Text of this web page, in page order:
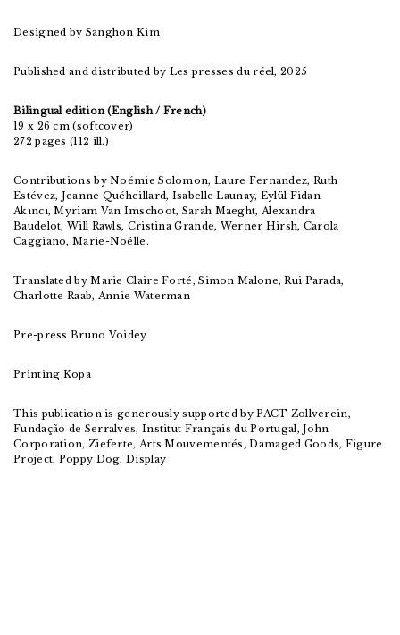
Designed by Sanghon Kim
Published and distributed by Les presses du réel, 2025
Bilingual edition (English / French)
19 x 26 cm (softcover)
272 pages (112 ill.)
Contributions by Noémie Solomon, Laure Fernandez, Ruth
Estévez, Jeanne Quéheillard, Isabelle Launay, Eylül Fidan
Akıncı, Myriam Van Imschoot, Sarah Maeght, Alexandra
Baudelot, Will Rawls, Cristina Grande, Werner Hirsh, Carola
Caggiano, Marie-Noëlle.
Translated by Marie Claire Forté, Simon Malone, Rui Parada,
Charlotte Raab, Annie Waterman
Pre-press Bruno Voidey
Printing Kopa
This publication is generously supported by PACT Zollverein,
Fundação de Serralves, Institut Français du Portugal, John
Corporation, Zieferte, Arts Mouvementés, Damaged Goods, Figure
Project, Poppy Dog, Display